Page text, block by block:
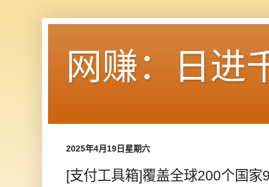
网赚：日进
2025年4月19日星期六
[支付工具箱]覆盖全球200个国家